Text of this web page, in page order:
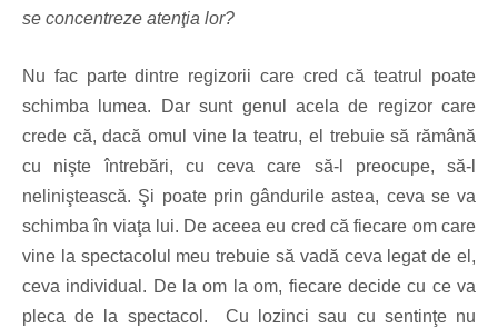
se concentreze atenţia lor?
Nu fac parte dintre regizorii care cred că teatrul poate
schimba lumea. Dar sunt genul acela de regizor care
crede că, dacă omul vine la teatru, el trebuie să rămână
cu nişte întrebări, cu ceva care să-l preocupe, să-l
neliniştească. Şi poate prin gândurile astea, ceva se va
schimba în viaţa lui. De aceea eu cred că fiecare om care
vine la spectacolul meu trebuie să vadă ceva legat de el,
ceva individual. De la om la om, fiecare decide cu ce va
pleca de la spectacol. Cu lozinci sau cu sentinţe nu